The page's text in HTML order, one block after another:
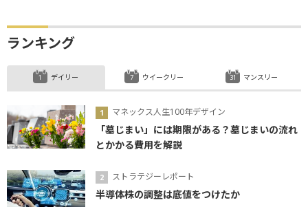
ランキング
デイリー
マネックス人生100年デザイン
「墓じまい」には期限がある？墓じまいの流れ
とかかる費用を解説
ストラテジーレポート
半導体株の調整は底値をつけたか
ウイークリー マンスリー